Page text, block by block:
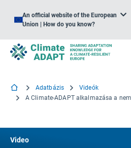
An official website of the European
Union | How do you know?
Adatbázis
Videók
Video